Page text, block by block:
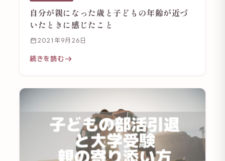
自分が親になった歳と子どもの年齢が近づ
いたときに感じたこと
2021年9月26日
続きを読む